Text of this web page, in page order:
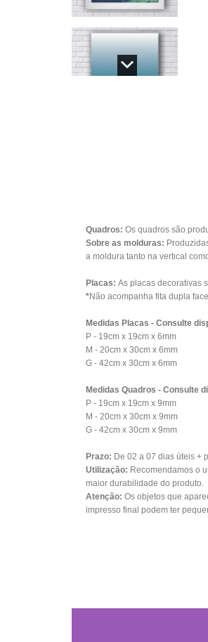
Quadros: Os quadros são
Sobre as molduras:
a moldura tanto na vertical
Placas: As placas decorativas
*Não acompanha fita dupla
Medidas Placas - Consulte
P - 19cm x 19cm x 6mm
M - 20cm x 30cm x 6mm
G - 42cm x 30cm x 6mm
Medidas Quadros - Consulte
P - 19cm x 19cm x 9mm
M - 20cm x 30cm x 9mm
G - 42cm x 30cm x 9mm
Prazo: De 02 a 07 dias úteis +
Utilização: Recomendamos o
maior durabilidade do produto.
Atenção: Os objetos que
impresso final podem ter